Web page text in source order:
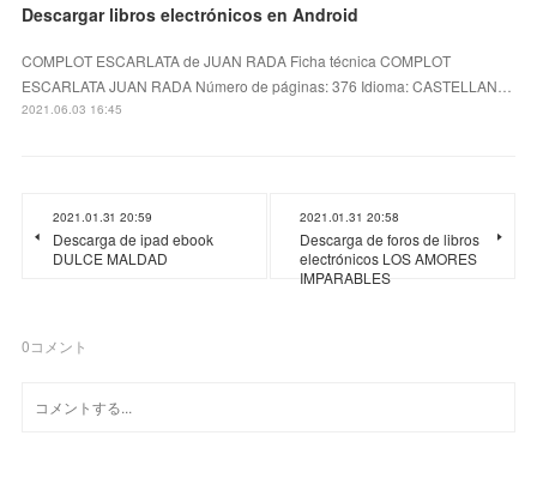
Descargar libros electrónicos en Android
COMPLOT ESCARLATA de JUAN RADA Ficha técnica COMPLOT
ESCARLATA JUAN RADA Número de páginas: 376 Idioma: CASTELLAN…
2021.06.03 16:45
2021.01.31 20:59
Descarga de ipad ebook
DULCE MALDAD
2021.01.31 20:58
Descarga de foros de libros
electrónicos LOS AMORES
IMPARABLES
0コメント